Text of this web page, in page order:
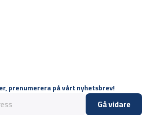
prenumerera på vårt nyhetsbrev!
Gå vidare